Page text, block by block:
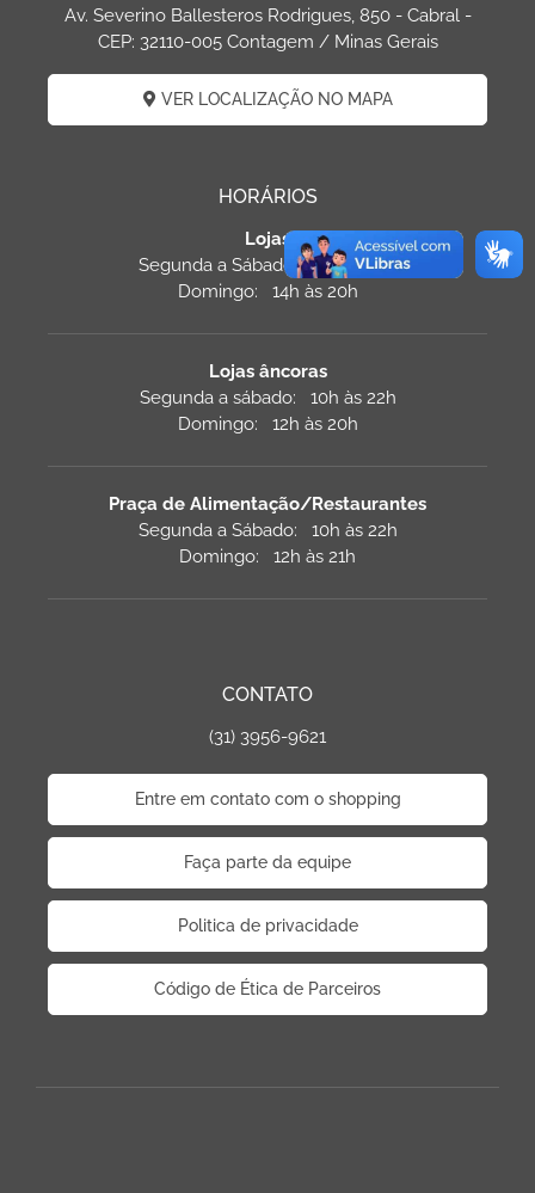
Av. Severino Ballesteros Rodrigues, 850 - Cabral -
CEP: 32110-005 Contagem / Minas Gerais
VER LOCALIZAÇÃO NO MAPA
HORÁRIOS
Lojas
Segunda a Sábado: 10h às 22h
Domingo: 14h às 20h
Lojas âncoras
Segunda a sábado: 10h às 22h
Domingo: 12h às 20h
Praça de Alimentação/Restaurantes
Segunda a Sábado: 10h às 22h
Domingo: 12h às 21h
CONTATO
(31) 3956-9621
Entre em contato com o shopping
Faça parte da equipe
Politica de privacidade
Código de Ética de Parceiros